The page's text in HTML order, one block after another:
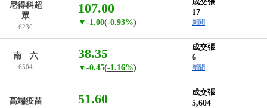
尼得科超
眾
6230
107.00
▼-1.00(-0.93%)
17
新聞
南 六
6504
38.35
▼-0.45(-1.16%)
成交張
6
新聞
高端疫苗 51.60 成交張
5,604